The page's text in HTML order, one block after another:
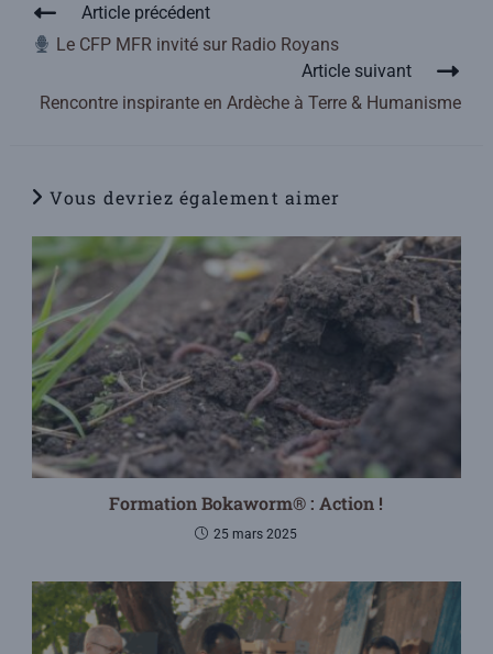
Article précédent
Le CFP MFR invité sur Radio Royans
Article suivant
Rencontre inspirante en Ardèche à Terre & Humanisme
Vous devriez également aimer
Formation Bokaworm® : Action !
25 mars 2025